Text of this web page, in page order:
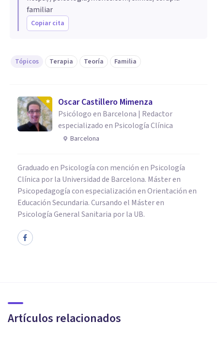
familiar
Copiar cita
Tópicos Terapia Teoría Familia
Oscar Castillero Mimenza
Psicólogo en Barcelona | Redactor
especializado en Psicología Clínica
Barcelona
Graduado en Psicología con mención en Psicología
Clínica por la Universidad de Barcelona. Máster en
Psicopedagogía con especialización en Orientación en
Educación Secundaria. Cursando el Máster en
Psicología General Sanitaria por la UB.
Artículos relacionados
qué principios se basa?